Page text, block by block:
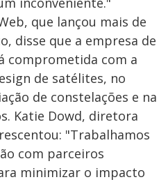
que lançou mais de
disse que a empresa de
comprometida com a
de satélites, no
de constelações e na
Katie Dowd, diretora
"Trabalhamos
com parceiros
minimizar o impacto